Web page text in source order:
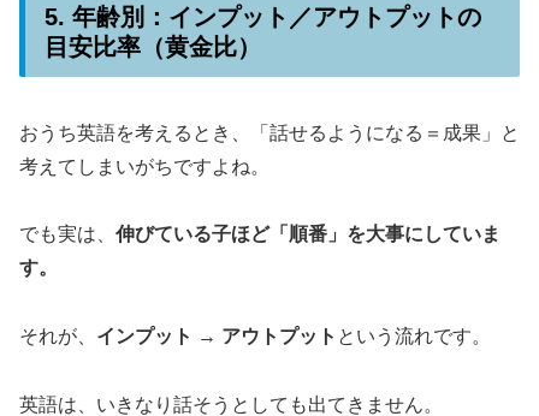
5. 年齢別：インプット／アウトプットの
目安比率（黄金比）
おうち英語を考えるとき、「話せるようになる＝成果」と
考えてしまいがちですよね。
でも実は、 伸びている子ほど「順番」を大事にしていま
す。
それが、 インプット → アウトプット という流れです。
英語は、いきなり話そうとしても出てきません。